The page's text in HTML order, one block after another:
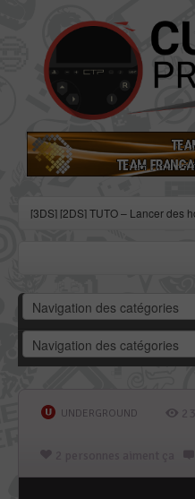
[3DS] [2DS] TUTO – Lancer des
[3DS] [2DS] TUTO - Utiliser
[3DS] [2DS] TUTO – Obtenir sa
DSiWare via Seedminer
[Vita] Firmware 3.71 : et un
UNDERGROUND